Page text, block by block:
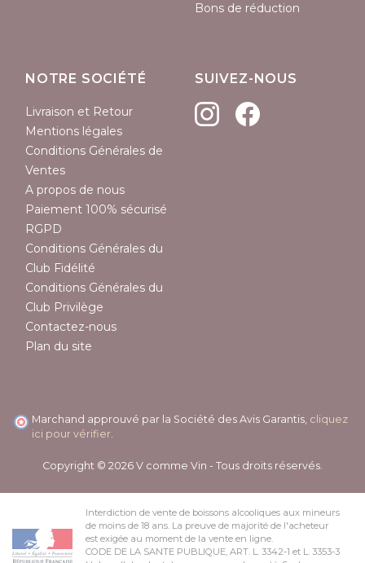
Bons de réduction
NOTRE SOCIÉTÉ
Livraison et Retour
Mentions légales
Conditions Générales de
Ventes
A propos de nous
Paiement 100% sécurisé
RGPD
Conditions Générales du
Club Fidélité
Conditions Générales du
Club Privilège
Contactez-nous
Plan du site
SUIVEZ-NOUS
Marchand approuvé par la Société des Avis Garantis, cliquez
ici pour vérifier
Copyright © 2026 V comme Vin - Tous droits réservés.
Interdiction de vente de boissons alcooliques aux mineurs
de moins de 18 ans. La preuve de majorité de l'acheteur
est exigée au moment de la vente en ligne.
CODE DE LA SANTE PUBLIQUE, ART. L. 3342-1 et L. 3353-3